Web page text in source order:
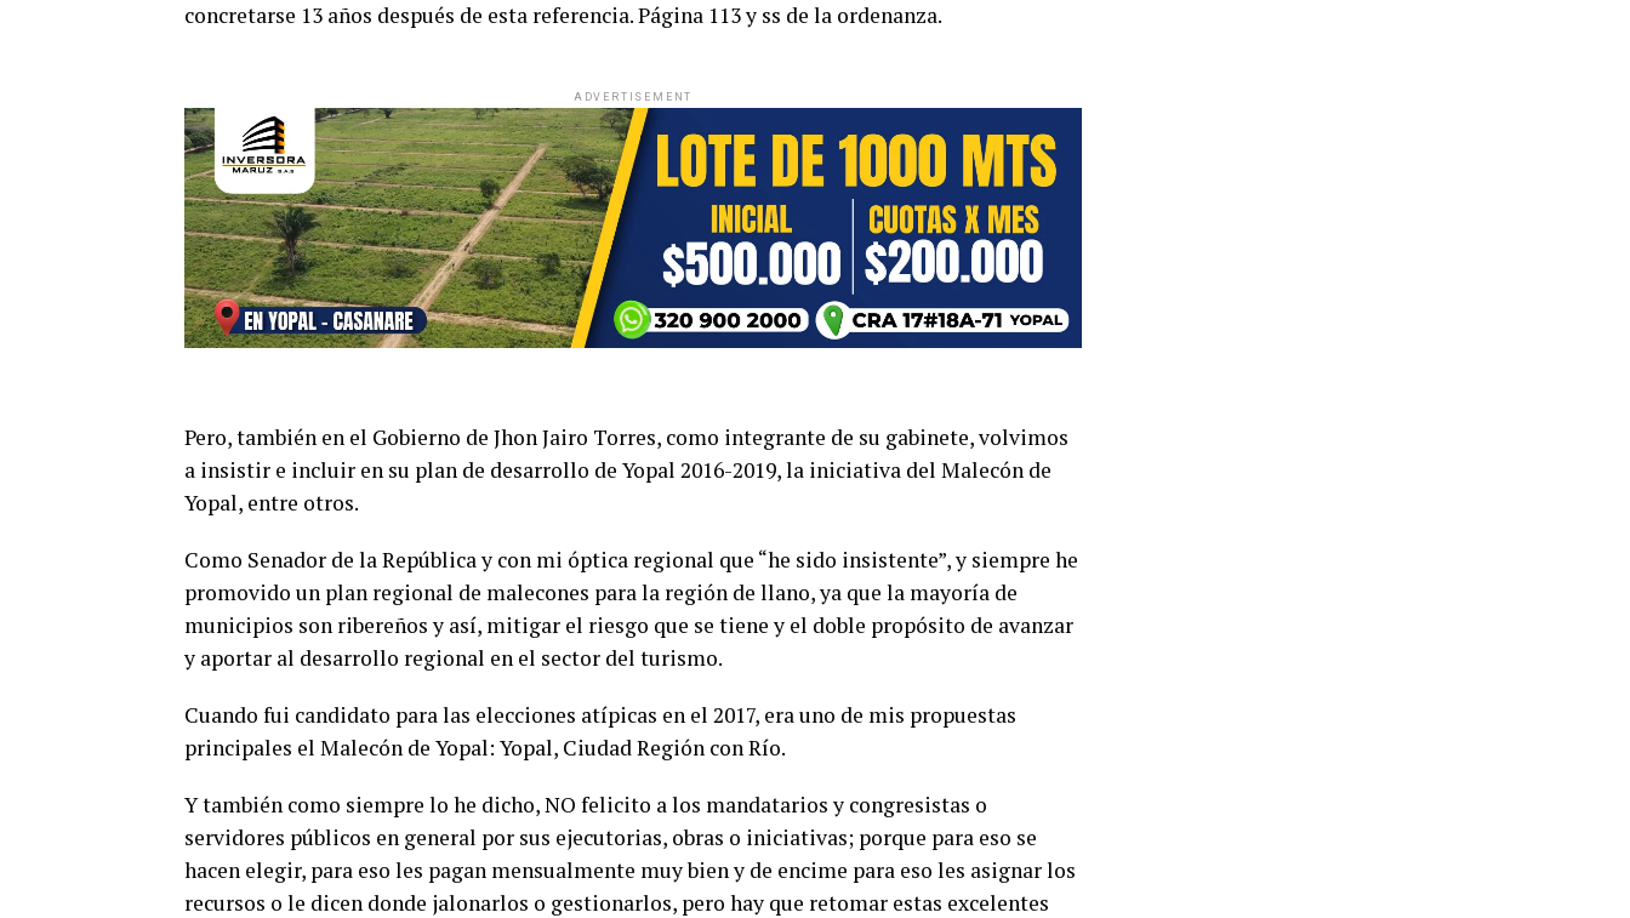
concretarse 13 años después de esta referencia. Página 113 y ss de la ordenanza.
ADVERTISEMENT
Pero, también en el Gobierno de Jhon Jairo Torres, como integrante de su gabinete, volvimos
a insistir e incluir en su plan de desarrollo de Yopal 2016-2019, la iniciativa del Malecón de
Yopal, entre otros.
Como Senador de la República y con mi óptica regional que “he sido insistente”, y siempre he
promovido un plan regional de malecones para la región de llano, ya que la mayoría de
municipios son ribereños y así, mitigar el riesgo que se tiene y el doble propósito de avanzar
y aportar al desarrollo regional en el sector del turismo.
Cuando fui candidato para las elecciones atípicas en el 2017, era uno de mis propuestas
principales el Malecón de Yopal: Yopal, Ciudad Región con Río.
Y también como siempre lo he dicho, NO felicito a los mandatarios y congresistas o
servidores públicos en general por sus ejecutorias, obras o iniciativas; porque para eso se
hacen elegir, para eso les pagan mensualmente muy bien y de encime para eso les asignar los
recursos o le dicen donde jalonarlos o gestionarlos, pero hay que retomar estas excelentes